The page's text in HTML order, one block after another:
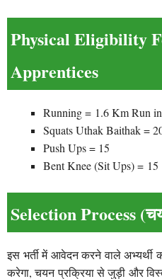
Physical Eligibility
Apprentices
Running = 1.6 Km Run
Squats Uthak Baithak =
Push Ups = 15
Bent Knee (Sit Ups) = 15
Selection Process
इस भर्ती में आवेदन करने वाले अभ्यर्थी
करेगा, चयन प्रक्रिया से जुड़ी और